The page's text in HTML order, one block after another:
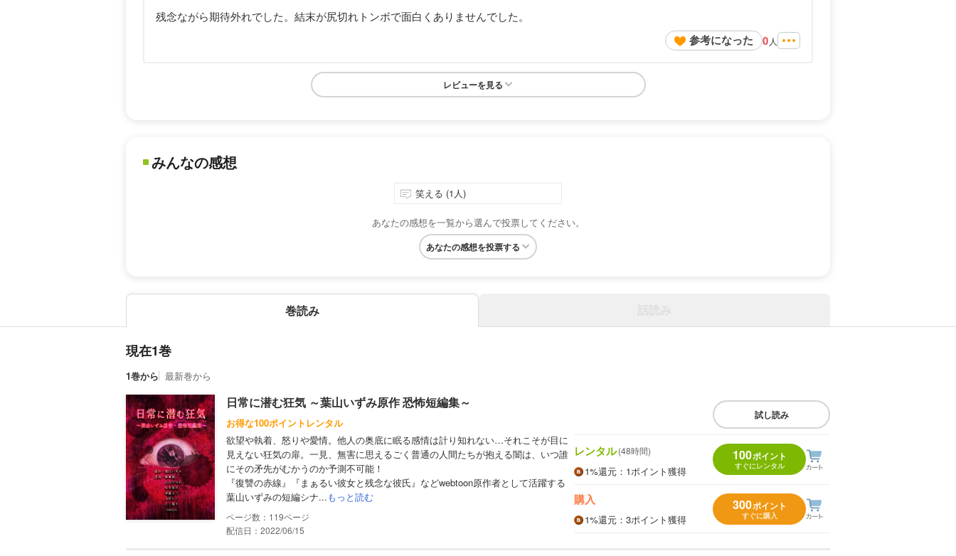
残念ながら期待外れでした。結末が尻切れトンボで面白くありませんでした。
参考になった 0 人
レビューを見る
みんなの感想
笑える (1人)
あなたの感想を一覧から選んで投票してください。
あなたの感想を投票する
巻読み
現在1巻
1巻から 最新巻から
日常に潜む狂気 ～葉山いずみ原作 恐怖短編集～
お得な100ポイントレンタル
欲望や執着、怒りや愛情。他人の奥底に眠る感情は計り知れない…それこそが目に
見えない狂気の扉。一見、無害に思えるごく普通の人間たちが抱える闇は、いつ誰
にその矛先がむかうのか予測不可能！
『復讐の赤線』『まぁるい彼女と残念な彼氏』などwebtoon原作者として活躍する
葉山いずみの短編シナ...もっと読む
119
配信日：2022/06/15
試し読み
レンタル(48時間)
1%還元 ：1ポイント獲得
100ポイント
すぐにレンタル
購入
1%還元 ：3ポイント獲得
300ポイント
すぐに購入